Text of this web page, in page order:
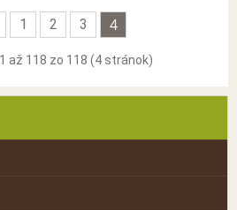
1 2 3 4
až 118 zo 118 (4 stránok)